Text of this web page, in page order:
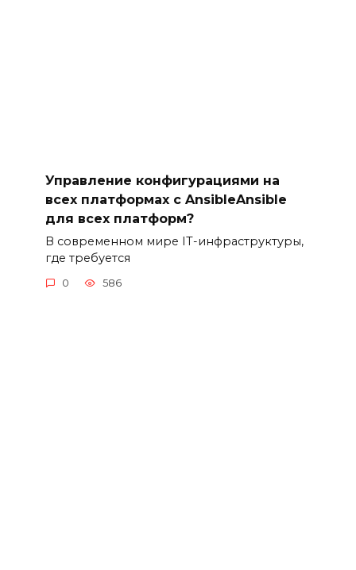
Управление конфигурациями на
всех платформах с AnsibleAnsible
для всех платформ?
В современном мире IT-инфраструктуры,
где требуется
0 586